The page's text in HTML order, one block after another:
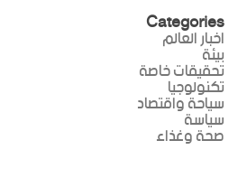
Categories
اخبار العالم
بيئة
تحقيقات خاصة
تكنولوجيا
سياحة واقتصاد
سياسة
صحة وغذاء